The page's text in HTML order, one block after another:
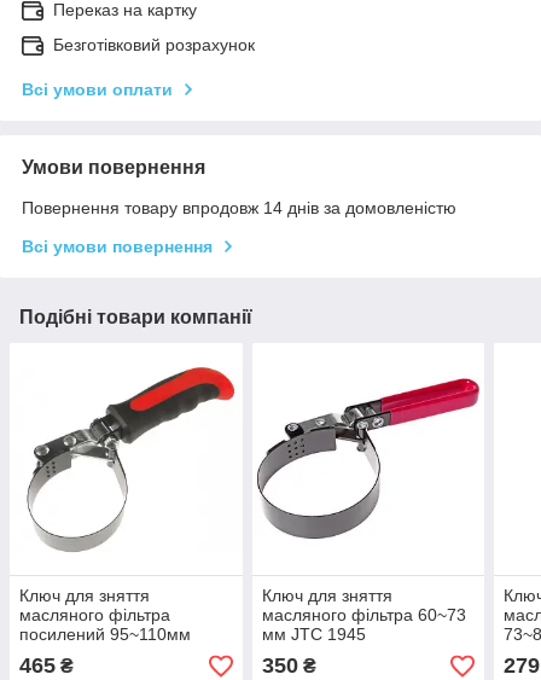
Переказ на картку
Безготівковий розрахунок
Всі умови оплати
Умови повернення
Повернення товару впродовж 14 днів за домовленістю
Всі умови повернення
Подібні товари компанії
Ключ для зняття
масляного фільтра
посилений 95~110мм
4248 JTC
465 ₴
Ключ для зняття
масляного фільтра 60~73
мм JTC 1945
350₴ 279